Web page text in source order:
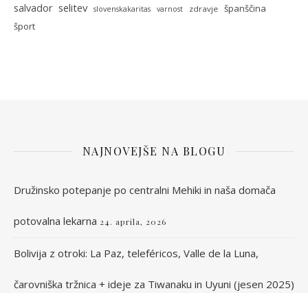
salvador selitev slovenskakaritas varnost zdravje španščina
šport
NAJNOVEJŠE NA BLOGU
Družinsko potepanje po centralni Mehiki in naša domača
potovalna lekarna 24. aprila, 2026
Bolivija z otroki: La Paz, teleféricos, Valle de la Luna,
čarovniška tržnica + ideje za Tiwanaku in Uyuni (jesen 2025)